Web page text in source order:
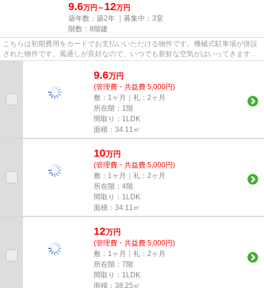
9.6万円～ 12万円
築年数：築2年 ｜募集中： 3室
階数：8階建
こちらは初期費用をカードでお支払いいただける物件です。機械式駐車場が併設
された物件です。風通しが良好なので、いつでも新鮮な空気がはいってきます。
共用部には敷地内ごみ置き場...
9.6万円
(管理費・共益費 5,000円)
敷：1ヶ月｜礼：2ヶ月
所在階：1階
間取り：1LDK
面積：34.11㎡
10万円
(管理費・共益費 5,000円)
敷：1ヶ月｜礼：2ヶ月
所在階：4階
間取り：1LDK
面積：34.11㎡
12万円
(管理費・共益費 5,000円)
敷：1ヶ月｜礼：2ヶ月
所在階：7階
間取り：1LDK
面積：38.25㎡